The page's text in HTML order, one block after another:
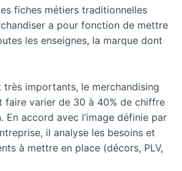
fiches métiers traditionnelles
a pour fonction de mettre
les enseignes, la marque dont
très importants, le merchandising
faire varier de 30 à 40% de chiffre
En accord avec l’image définie par
il analyse les besoins et
à mettre en place (décors, PLV,